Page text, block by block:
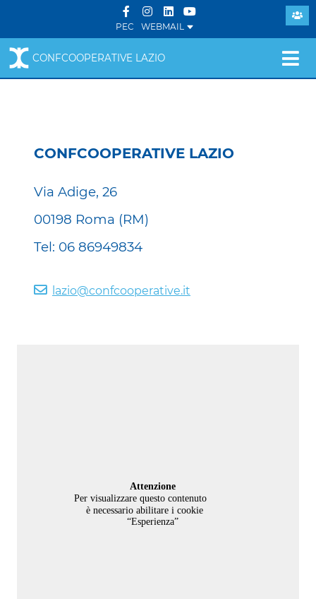
PEC WEBMAIL
CONFCOOPERATIVE LAZIO
CONFCOOPERATIVE LAZIO
Via Adige, 26
00198 Roma (RM)
Tel: 06 86949834
lazio@confcooperative.it